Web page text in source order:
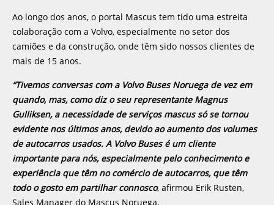
Ao longo dos anos, o portal Mascus tem tido uma estreita
colaboração com a Volvo, especialmente no setor dos
camiões e da construção, onde têm sido nossos clientes de
mais de 15 anos.
“Tivemos conversas com a Volvo Buses Noruega de vez em
quando, mas, como diz o seu representante Magnus
Gulliksen, a necessidade de serviços mascus só se tornou
evidente nos últimos anos, devido ao aumento dos volumes
de autocarros usados. A Volvo Buses é um cliente
importante para nós, especialmente pelo conhecimento e
experiência que têm no comércio de autocarros, que têm
todo o gosto em partilhar connosco, afirmou Erik Rusten,
Sales Manager do Mascus Noruega.